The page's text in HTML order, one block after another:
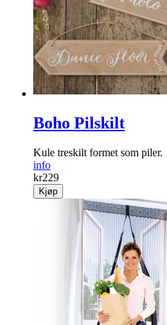
Boho Pilskilt
Kule treskilt formet som piler.
info
kr229
Kjøp